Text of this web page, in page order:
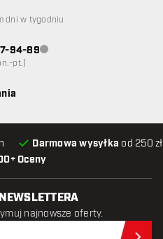
Oceny
Darmowa wysyłka od 250
niedostępna
dni w tygodniu
94-89Obsługa klienta niedostępna
pt.)
najnowsze oferty.